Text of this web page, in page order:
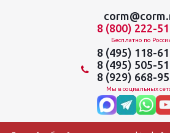
8 (800) 222-
Бесплатно по
8 (495) 118-
8 (495) 505-
8 (929) 668-
Мы в социальных